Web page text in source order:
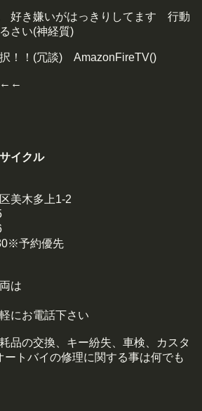
き嫌いがはっきりしてます 行動
さい(神経質)
！！(冗談) AmazonFireTV()
←←
イクル
美木多上1-2
予約優先
は
にお電話下さい
品の交換、キー紛失、車検、カスタ
ートバイの修理に関する事は何でも